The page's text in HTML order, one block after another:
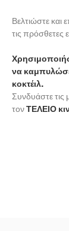
Βελτιώστε και
τις πρόσθετες
να
κοκτέιλ.
Συνδυάστε τις
τονΤΕΛΕΙΟ